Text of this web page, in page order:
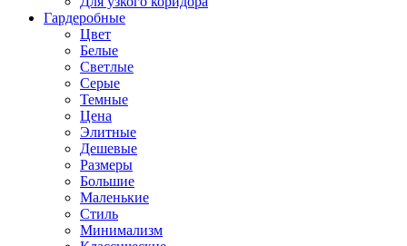
Гардеробные
Цвет
Белые
Светлые
Серые
Темные
Цена
Элитные
Дешевые
Размеры
Большие
Маленькие
Стиль
Минимализм